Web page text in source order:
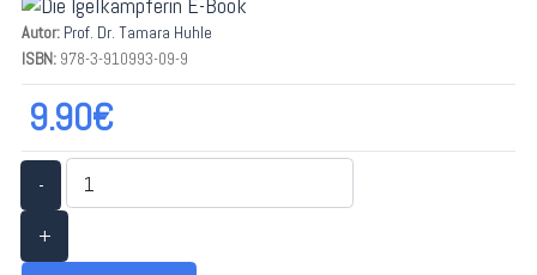
Autor: Prof. Dr. Tamara Huhle
ISBN: 978-3-910993-09-9
9.90€
-
+